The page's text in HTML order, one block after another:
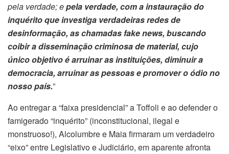
pela verdade; epela verdade, com a instauração do
inquérito que investiga verdadeiras redes de
desinformação, as chamadas fake news, buscando
coibir a disseminação criminosa de material, cujo
único objetivo é arruinar as instituições, diminuir a
democracia, arruinar as pessoas e promover o ódio no
nosso país.”
Ao entregar a “faixa presidencial” a Toffoli e ao defender o
famigerado “inquérito” (inconstitucional, ilegal e
monstruoso!), Alcolumbre e Maia firmaram um verdadeiro
“eixo” entre Legislativo e Judiciário, em aparente afronta